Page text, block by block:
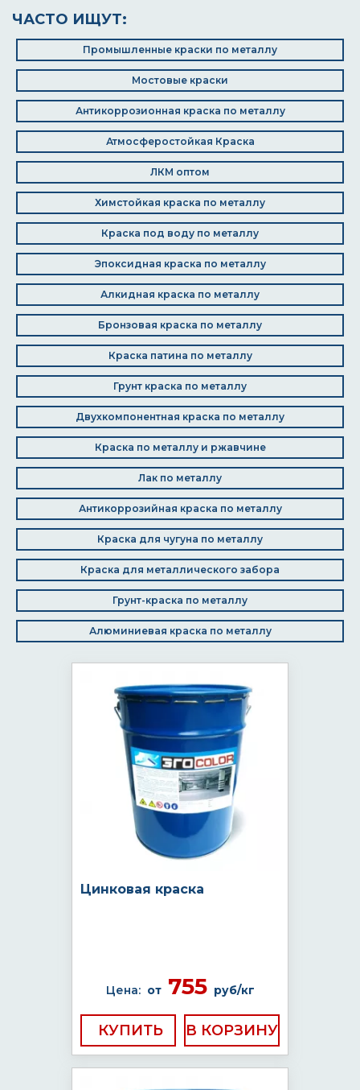
ЧАСТО ИЩУТ:
Промышленные краски по металлу
Мостовые краски
Антикоррозионная краска по металлу
Атмосферостойкая Краска
ЛКМ оптом
Химстойкая краска по металлу
Краска под воду по металлу
Эпоксидная краска по металлу
Алкидная краска по металлу
Бронзовая краска по металлу
Краска патина по металлу
Грунт краска по металлу
Двухкомпонентная краска по металлу
Краска по металлу и ржавчине
Лак по металлу
Антикоррозийная краска по металлу
Краска для чугуна по металлу
Краска для металлического забора
Грунт-краска по металлу
Алюминиевая краска по металлу
Цинковая краска
Цена: от755 руб/кг
КУПИТЬ